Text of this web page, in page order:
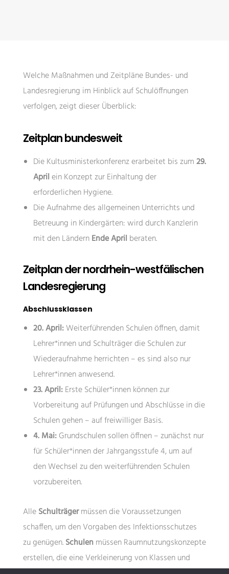
Welche Maßnahmen und Zeitpläne Bundes- und
Landesregierung im Hinblick auf Schulöffnungen
verfolgen, zeigt dieser Überblick:
Zeitplan bundesweit
Die Kultusministerkonferenz erarbeitet bis zum29.
Aprilein Konzept zur Einhaltung der
erforderlichen Hygiene.
Die Aufnahme des allgemeinen Unterrichts und
Betreuung in Kindergärten: wird durch Kanzlerin
mit den LändernEnde April beraten.
Zeitplan der nordrhein-westfälischen
Landesregierung
Abschlussklassen
20. April:Weiterführenden Schulen öffnen, damit
Lehrer*innen und Schulträger die Schulen zur
Wiederaufnahme herrichten – es sind also nur
Lehrer*innen anwesend.
23. April:Erste Schüler*innen können zur
Vorbereitung auf Prüfungen und Abschlüsse in die
Schulen gehen – auf freiwilliger Basis.
4. Mai:Grundschulen sollen öffnen – zunächst nur
für Schüler*innen der Jahrgangsstufe 4, um auf
den Wechsel zu den weiterführenden Schulen
vorzubereiten.
AlleSchulträgermüssen die Voraussetzungen
schaffen, um den Vorgaben des Infektionsschutzes
zu genügen.Schulenmüssen Raumnutzungskonzepte
erstellen, die eine Verkleinerung von Klassen und